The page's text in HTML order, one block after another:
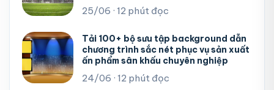
25/06 · 12 phút đọc
Tải 100+ bộ sưu tập background dẫn
chương trình sắc nét phục vụ sản xuất
ấn phẩm sân khấu chuyên nghiệp
24/06 · 12 phút đọc